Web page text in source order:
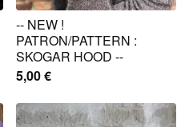
-- NEW !
PATRON/PATTERN :
SKOGAR HOOD --
5,00€